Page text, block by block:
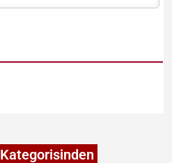
Kategorisinden